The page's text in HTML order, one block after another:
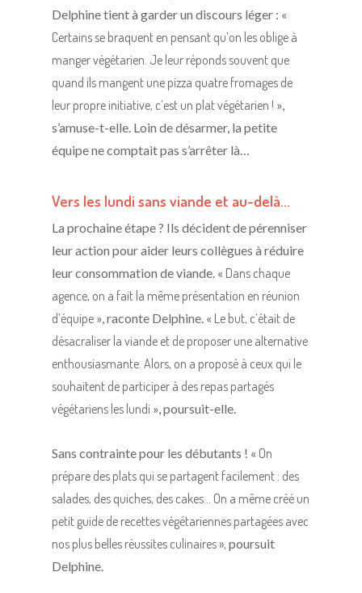
Delphine tient à garder un discours léger : «
Certains se braquent en pensant qu’on les oblige à
manger végétarien. Je leur réponds souvent que
quand ils mangent une pizza quatre fromages de
leur propre initiative, c’est un plat végétarien ! »,
s’amuse-t-elle. Loin de désarmer, la petite
équipe ne comptait pas s’arrêter là…
Vers les lundi sans viande et au-delà…
La prochaine étape ? Ils décident de pérenniser
leur action pour aider leurs collègues à réduire
leur consommation de viande. « Dans chaque
agence, on a fait la même présentation en réunion
d’équipe », raconte Delphine. « Le but, c’était de
désacraliser la viande et de proposer une alternative
enthousiasmante. Alors, on a proposé à ceux qui le
souhaitent de participer à des repas partagés
végétariens les lundi », poursuit-elle.
Sans contrainte pour les débutants ! « On
prépare des plats qui se partagent facilement : des
salades, des quiches, des cakes… On a même créé un
petit guide de recettes végétariennes partagées avec
nos plus belles réussites culinaires »,poursuit
Delphine.